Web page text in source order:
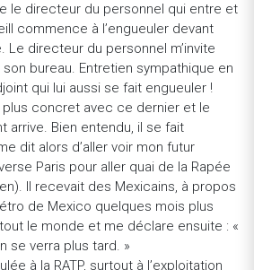
le directeur du personnel qui entre et
commence à l’engueuler devant
Le directeur du personnel m’invite
bureau. Entretien sympathique en
qui lui aussi se fait engueuler !
concret avec ce dernier et le
arrive. Bien entendu, il se fait
dit alors d’aller voir mon futur
Paris pour aller quai de la Rapée
Il recevait des Mexicains, à propos
de Mexico quelques mois plus
le monde et me déclare ensuite : «
se verra plus tard. »
à la RATP, surtout à l’exploitation